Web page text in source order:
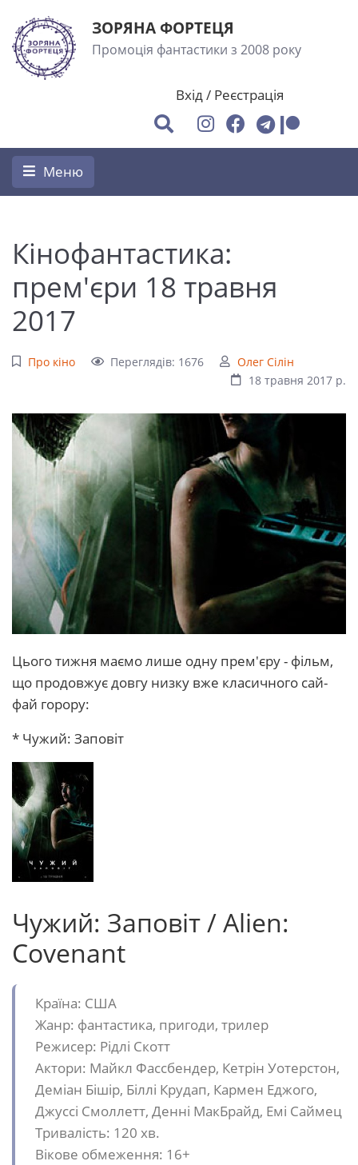
ЗОРЯНА ФОРТЕЦЯ
Промоція фантастики з 2008 року
Вхід/ Реєстрація
Меню
Кінофантастика:
прем'єри 18 травня
2017
Про кіно Переглядів: 1676
Олег Сілін
18 травня 2017 р.
Цього тижня маємо лише одну прем'єру - фільм,
що продовжує довгу низку вже класичного сай-
фай горору:
* Чужий: Заповіт
Чужий: Заповіт / Alien:
Covenant
Країна: США
Жанр: фантастика, пригоди, трилер
Режисер: Рідлі Скотт
Актори: Майкл Фассбендер, Кетрін Уотерстон,
Деміан Бішір, Біллі Крудап, Кармен Еджого,
Джуссі Смоллетт, Денні МакБрайд, Емі Саймец
Тривалість: 120 хв.
Вікове обмеження: 16+